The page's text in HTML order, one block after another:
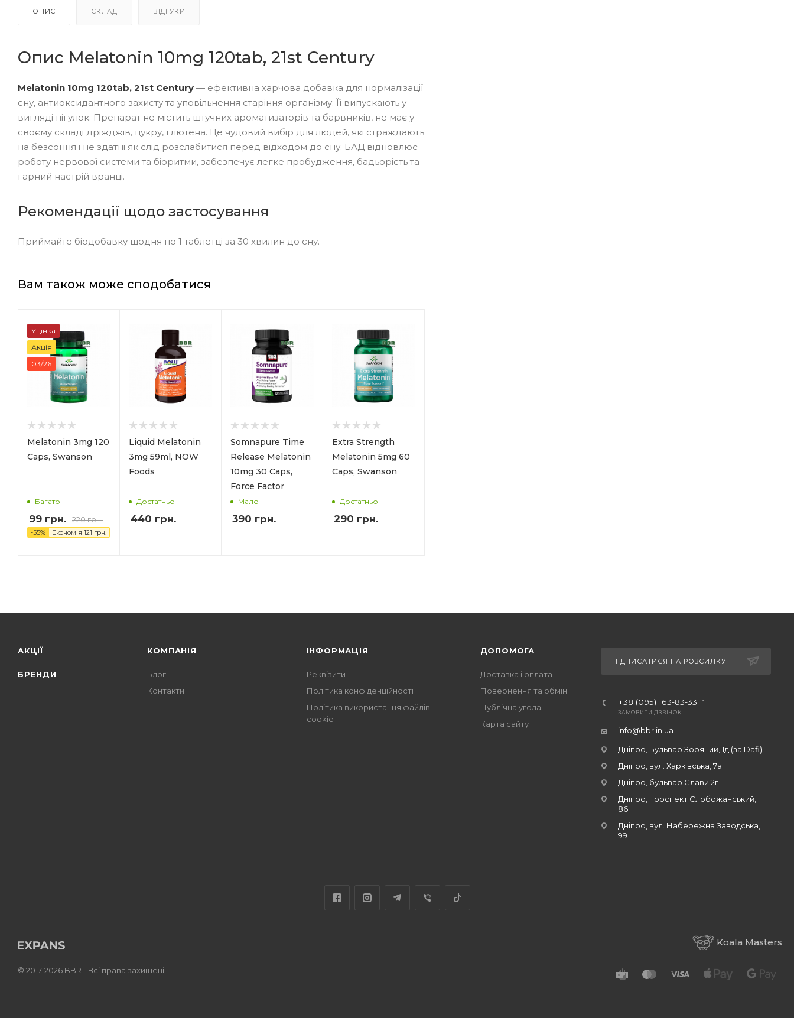
ОПИС СКЛАД ВІДГУКИ
Опис Melatonin 10mg 120tab, 21st Century
Melatonin 10mg 120tab, 21st Century — ефективна харчова добавка для нормалізації
сну, антиоксидантного захисту та уповільнення старіння організму. Її випускають у
вигляді пігулок. Препарат не містить штучних ароматизаторів та барвників, не має у
своєму складі дріжджів, цукру, глютена. Це чудовий вибір для людей, які страждають
на безсоння і не здатні як слід розслабитися перед відходом до сну. БАД відновлює
роботу нервової системи та біоритми, забезпечує легке пробудження, бадьорість та
гарний настрій вранці.
Рекомендації щодо застосування
Приймайте біодобавку щодня по 1 таблетці за 30 хвилин до сну.
Вам також може сподобатися
Уцінка
Акція
03/26
Melatonin 3mg 120
Caps, Swanson
Багато
99 грн. 220грн.
-55% Економія 121 грн.
Liquid Melatonin
3mg 59ml, NOW
Foods
Достатньо
440 грн.
Somnapure Time
Release Melatonin
10mg 30 Caps,
Force Factor
Мало
390 грн.
Extra Strength
Melatonin 5mg 60
Caps, Swanson
Достатньо
290 грн.
АКЦІЇ
БРЕНДИ
КОМПАНІЯ
Блог
Контакти
ІНФОРМАЦІЯ
Реквізити
Політика конфіденційності
Політика використання файлів
cookie
ДОПОМОГА
Доставка і оплата
Повернення та обмін
Публічна угода
Карта сайту
ПІДПИСАТИСЯ НА РОЗСИЛКУ
+38 (095) 163-83-33
ЗАМОВИТИ ДЗВІНОК
info@bbr.in.ua
Дніпро, Бульвар Зоряний, 1д (за Dafi)
Дніпро, вул. Харківська, 7а
Дніпро, бульвар Слави 2г
Дніпро, проспект Слобожанський,
86
Дніпро, вул. Набережна Заводська,
99
Koala Masters
© 2017-2026 BBR - Всі права захищені.